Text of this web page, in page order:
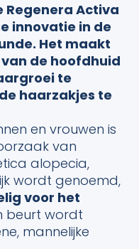
Regenera Activa
innovatie in de
Het maakt
de hoofdhuid
te
haarzakjes te
en vrouwen is
van
alopecia,
wordt genoemd,
voor het
beurt wordt
mannelijke